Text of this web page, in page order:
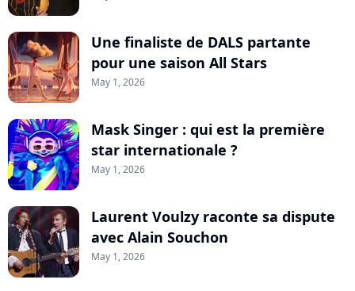
Une finaliste de DALS partante
pour une saison All Stars
May 1, 2026
Mask Singer : qui est la première
star internationale ?
May 1, 2026
Laurent Voulzy raconte sa dispute
avec Alain Souchon
May 1, 2026